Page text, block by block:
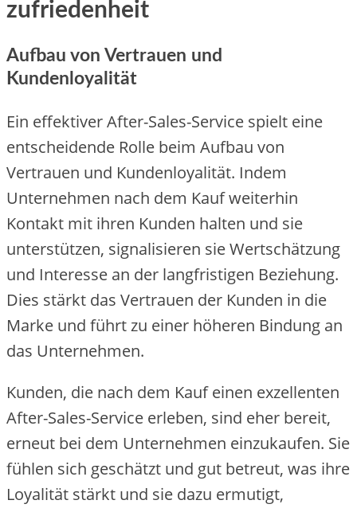
zufriedenheit
Aufbau von Vertrauen und
Kundenloyalität
Ein effektiver After-Sales-Service spielt eine
entscheidende Rolle beim Aufbau von
Vertrauen und Kundenloyalität. Indem
Unternehmen nach dem Kauf weiterhin
Kontakt mit ihren Kunden halten und sie
unterstützen, signalisieren sie Wertschätzung
und Interesse an der langfristigen Beziehung.
Dies stärkt das Vertrauen der Kunden in die
Marke und führt zu einer höheren Bindung an
das Unternehmen.
Kunden, die nach dem Kauf einen exzellenten
After-Sales-Service erleben, sind eher bereit,
erneut bei dem Unternehmen einzukaufen. Sie
fühlen sich geschätzt und gut betreut, was ihre
Loyalität stärkt und sie dazu ermutigt,